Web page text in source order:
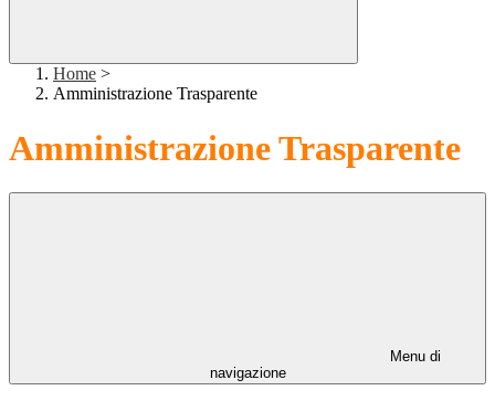
Home >
Amministrazione Trasparente
Amministrazione Trasparente
Menu di
navigazione